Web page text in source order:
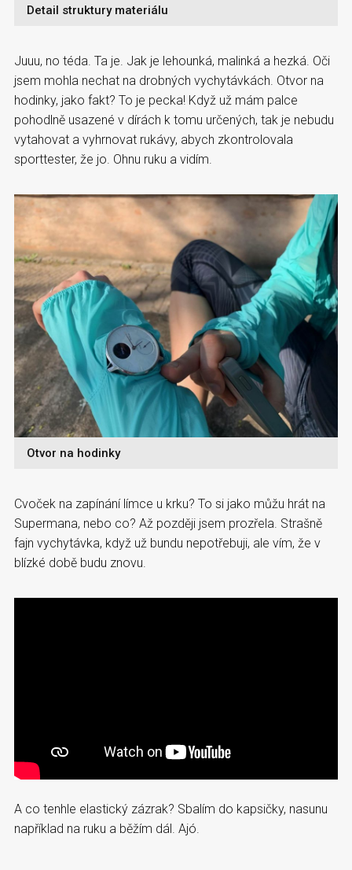
Detail struktury materiálu
Juuu, no téda. Ta je. Jak je lehounká, malinká a hezká. Oči
jsem mohla nechat na drobných vychytávkách. Otvor na
hodinky, jako fakt? To je pecka! Když už mám palce
pohodlně usazené v dírách k tomu určených, tak je nebudu
vytahovat a vyhrnovat rukávy, abych zkontrolovala
sporttester, že jo. Ohnu ruku a vidím.
Otvor na hodinky
Cvoček na zapínání límce u krku? To si jako můžu hrát na
Supermana, nebo co? Až později jsem prozřela. Strašně
fajn vychytávka, když už bundu nepotřebuji, ale vím, že v
blízké době budu znovu.
A co tenhle elastický zázrak? Sbalím do kapsičky, nasunu
například na ruku a běžím dál. Ajó.